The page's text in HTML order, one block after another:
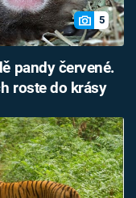
5
pandy červené.
roste do krásy